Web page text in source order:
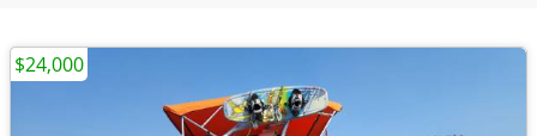
$24,000